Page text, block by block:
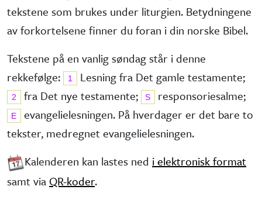
tekstene som brukes under liturgien. Betydningene
av forkortelsene finner du foran i din norske Bibel.
Tekstene på en vanlig søndag står i denne
rekkefølge:
1 Lesning fra Det gamle testa­mente;
2 fra Det nye testa­mente; S responsorie­salme;
E
evangelie­lesningen. På hverdager er det bare to
tekster, medregnet evangelielesningen.
Kalenderen kan lastes ned i elektronisk format
samt via QR-koder.